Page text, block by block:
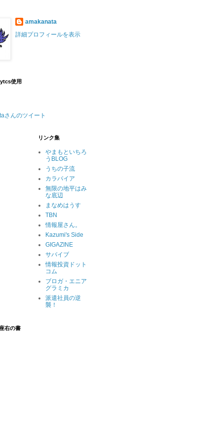
amakanata
詳細プロフィールを表示
使用
さんのツイート
リンク集
やまもといちろ
うBLOG
うちの子流
カラパイア
無限の地平はみ
な底辺
まなめはうす
TBN
情報屋さん。
Kazumi's Side
GIGAZINE
サバイブ
情報投資ドット
コム
ブロガ・エニア
グラミカ
派遣社員の逆
襲！
右の書